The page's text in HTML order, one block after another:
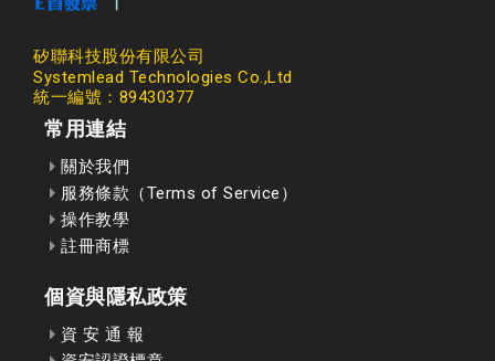
矽聯科技股份有限公司
Systemlead Technologies Co.,Ltd
統一編號：89430377
常用連結
關於我們
服務條款（Terms of Service）
操作教學
註冊商標
個資與隱私政策
資 安 通 報